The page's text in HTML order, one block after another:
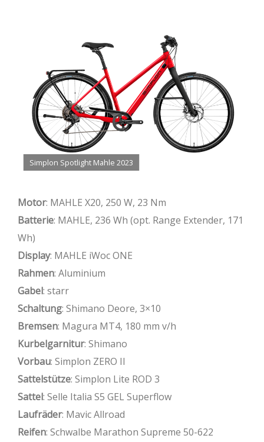
Simplon Spotlight Mahle 2023
Motor: MAHLE X20, 250 W, 23 Nm
Batterie: MAHLE, 236 Wh (opt. Range Extender, 171
Wh)
Display: MAHLE iWoc ONE
Rahmen: Aluminium
Gabel: starr
Schaltung: Shimano Deore, 3×10
Bremsen: Magura MT4, 180 mm v/h
Kurbelgarnitur: Shimano
Vorbau: Simplon ZERO II
Sattelstütze: Simplon Lite ROD 3
Sattel: Selle Italia S5 GEL Superflow
Laufräder: Mavic Allroad
Reifen: Schwalbe Marathon Supreme 50-622